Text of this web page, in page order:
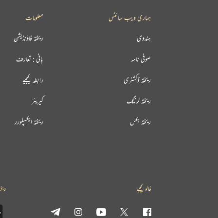
معلومات
ریختہ فاؤنڈیشن
بانی : تعارف
رابطہ کیجیے
کیریئر
ریختہ ایکسپلورر
ہماری ویب سائٹس
ہندوی
صوفی نامہ
ریختہ ڈکشنری
ریختہ لرننگ
ریختہ بکس
فالو کیجیے